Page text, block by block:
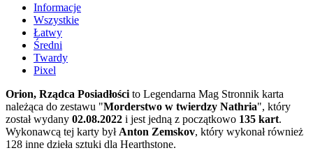
Informacje
Wszystkie
Łatwy
Średni
Twardy
Pixel
Orion, Rządca Posiadłości to Legendarna Mag Stronnik karta
należąca do zestawu "Morderstwo w twierdzy Nathria", który
został wydany 02.08.2022 i jest jedną z początkowo 135 kart.
Wykonawcą tej karty był Anton Zemskov, który wykonał również
128 inne dzieła sztuki dla Hearthstone.